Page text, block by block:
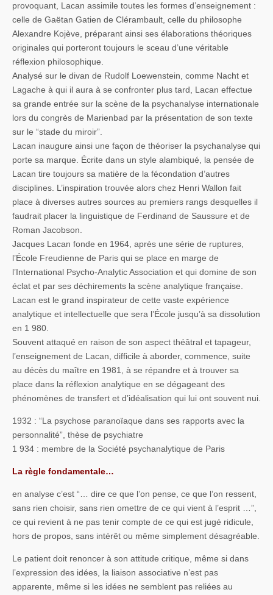
provoquant, Lacan assimile toutes les formes d’enseignement :
celle de Gaëtan Gatien de Clérambault, celle du philosophe
Alexandre Kojève, préparant ainsi ses élaborations théoriques
originales qui porteront toujours le sceau d’une véritable
réflexion philosophique.
Analysé sur le divan de Rudolf Loewenstein, comme Nacht et
Lagache à qui il aura à se confronter plus tard, Lacan effectue
sa grande entrée sur la scène de la psychanalyse internationale
lors du congrès de Marienbad par la présentation de son texte
sur le “stade du miroir”.
Lacan inaugure ainsi une façon de théoriser la psychanalyse qui
porte sa marque. Écrite dans un style alambiqué, la pensée de
Lacan tire toujours sa matière de la fécondation d’autres
disciplines. L’inspiration trouvée alors chez Henri Wallon fait
place à diverses autres sources au premiers rangs desquelles il
faudrait placer la linguistique de Ferdinand de Saussure et de
Roman Jacobson.
Jacques Lacan fonde en 1964, après une série de ruptures,
l’École Freudienne de Paris qui se place en marge de
l’International Psycho-Analytic Association et qui domine de son
éclat et par ses déchirements la scène analytique française.
Lacan est le grand inspirateur de cette vaste expérience
analytique et intellectuelle que sera l’École jusqu’à sa dissolution
en 1 980.
Souvent attaqué en raison de son aspect théâtral et tapageur,
l’enseignement de Lacan, difficile à aborder, commence, suite
au décès du maître en 1981, à se répandre et à trouver sa
place dans la réflexion analytique en se dégageant des
phénomènes de transfert et d’idéalisation qui lui ont souvent nui.
1932 : “La psychose paranoïaque dans ses rapports avec la
personnalité”, thèse de psychiatre
1 934 : membre de la Société psychanalytique de Paris
La règle fondamentale…
en analyse c’est “… dire ce que l’on pense, ce que l’on ressent,
sans rien choisir, sans rien omettre de ce qui vient à l’esprit …”,
ce qui revient à ne pas tenir compte de ce qui est jugé ridicule,
hors de propos, sans intérêt ou même simplement désagréable.
Le patient doit renoncer à son attitude critique, même si dans
l’expression des idées, la liaison associative n’est pas
apparente, même si les idées ne semblent pas reliées au